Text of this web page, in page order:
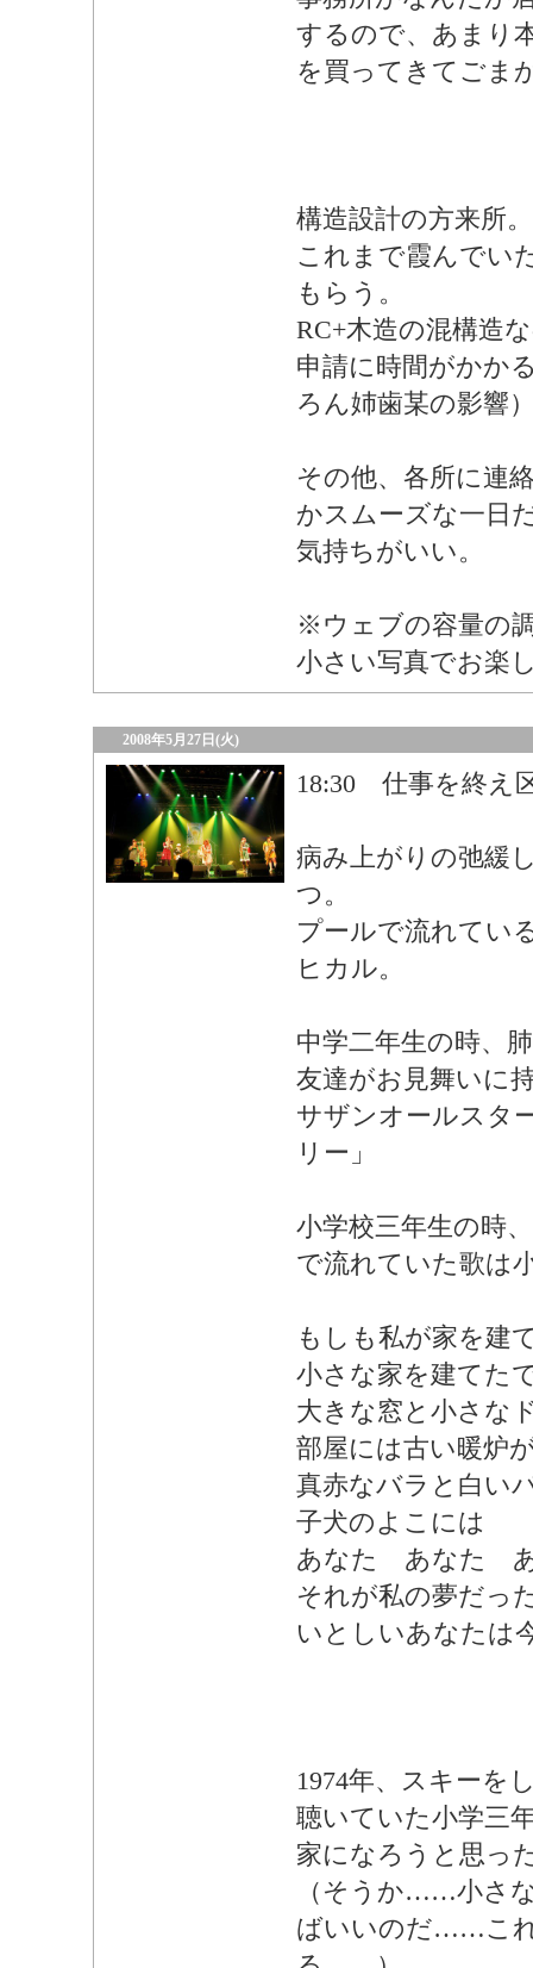
するので、あまり
を買ってきてごま
構造設計の方来所。
これまで霞んでい
もらう。
RC+木造の混構造
申請に時間がかか
ろん姉歯某の影響
その他、各所に連
かスムーズな一日
気持ちがいい。
※ウェブの容量の
小さい写真でお楽
2008年5月27日(火)
18:30 仕事を終え
病み上がりの弛緩
つ。
プールで流れてい
ヒカル。
中学二年生の時、
友達がお見舞いに
サザンオールスタ
リー」
小学校三年生の時
で流れていた歌は
もしも私が家を建
小さな家を建てた
大きな窓と小さな
部屋には古い暖炉
真赤なバラと白い
子犬のよこには
あなた あなた あ
それが私の夢だっ
いとしいあなたは
1974年、スキーを
聴いていた小学三
家になろうと思
（そうか……小さ
ばいいのだ……こ